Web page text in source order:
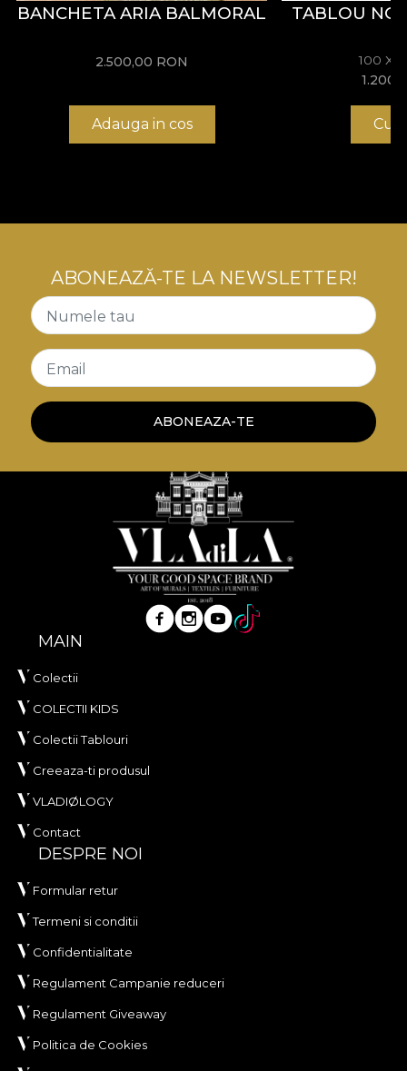
BANCHETA ARIA BALMORAL
2.500,00 RON
Adauga in cos
TABLOU
100 X
ABONEAZĂ-TE LA NEWSLETTER!
Numele tau
Email
ABONEAZA-TE
MAIN
Colectii
COLECTII KIDS
Colectii Tablouri
Creeaza-ti produsul
VLADIØLOGY
Contact
DESPRE NOI
Formular retur
Termeni si conditii
Confidentialitate
Regulament Campanie reduceri
Regulament Giveaway
Politica de Cookies